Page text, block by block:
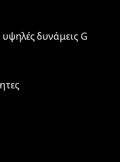
δυνάμεις G